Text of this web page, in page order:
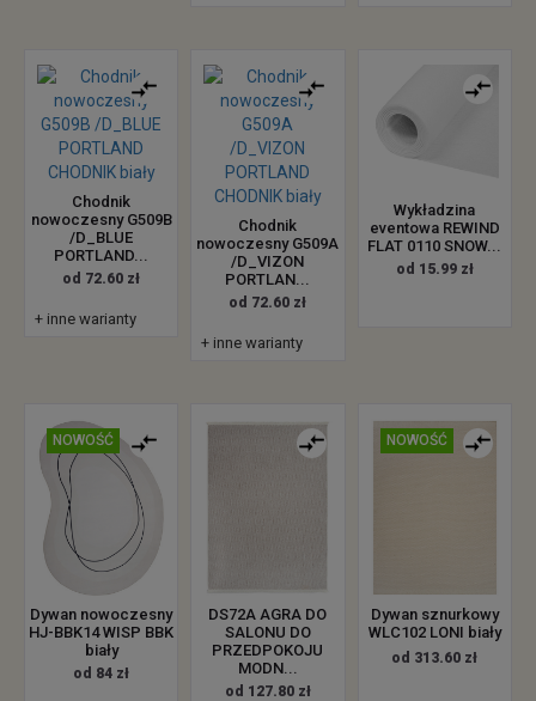
Chodnik
nowoczesny G509B
/D_BLUE
PORTLAND...
od 72.60 zł
+ inne warianty
Chodnik
nowoczesny G509A
/D_VIZON
PORTLAN...
od 72.60 zł
+ inne warianty
Wykładzina
eventowa REWIND
FLAT 0110 SNOW...
od 15.99 zł
NOWOŚĆ
Dywan nowoczesny
HJ-BBK14 WISP BBK
biały
od 84 zł
DS72A AGRA DO
SALONU DO
PRZEDPOKOJU
MODN...
od 127.80 zł
NOWOŚĆ
Dywan sznurkowy
WLC102 LONI biały
od 313.60 zł